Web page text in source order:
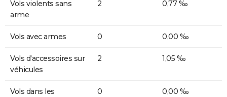
Vols violents sans
arme
2 0,77 ‰
Vols avec armes 0 0,00 ‰
Vols d'accessoires sur
véhicules
2 1,05 ‰
Vols dans les
0 0,00 ‰